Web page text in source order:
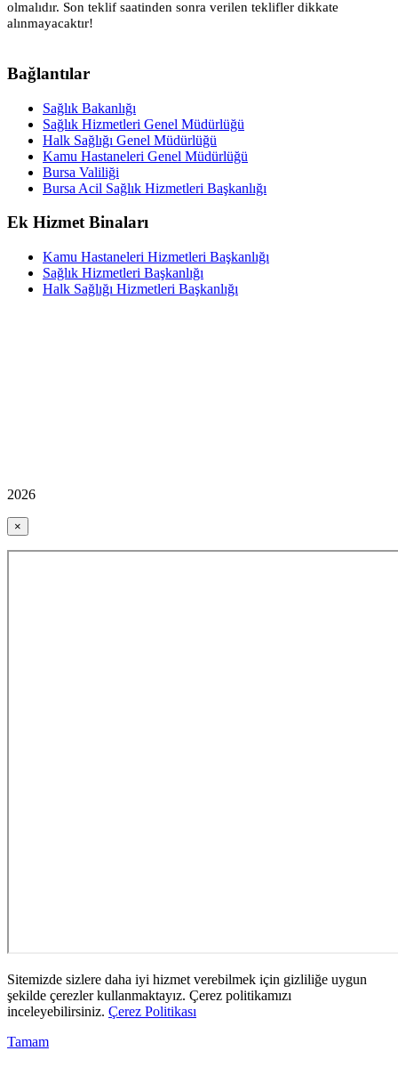
olmalıdır. Son teklif saatinden sonra verilen teklifler dikkate
alınmayacaktır!
Bağlantılar
Sağlık Bakanlığı
Sağlık Hizmetleri Genel Müdürlüğü
Halk Sağlığı Genel Müdürlüğü
Kamu Hastaneleri Genel Müdürlüğü
Bursa Valiliği
Bursa Acil Sağlık Hizmetleri Başkanlığı
Ek Hizmet Binaları
Kamu Hastaneleri Hizmetleri Başkanlığı
Sağlık Hizmetleri Başkanlığı
Halk Sağlığı Hizmetleri Başkanlığı
2026
×
Sitemizde sizlere daha iyi hizmet verebilmek için gizliliğe uygun
şekilde çerezler kullanmaktayız. Çerez politikamızı
inceleyebilirsiniz. Çerez Politikası
Tamam